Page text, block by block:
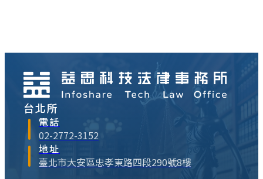
程與驗收、智慧財產權⋯
台北所
電話
02-2772-3152
地址
臺北市大安區忠孝東路四段290號8樓